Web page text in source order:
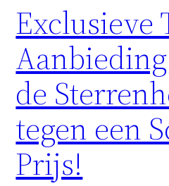
Exclusieve
de
tegen een
Prijs!